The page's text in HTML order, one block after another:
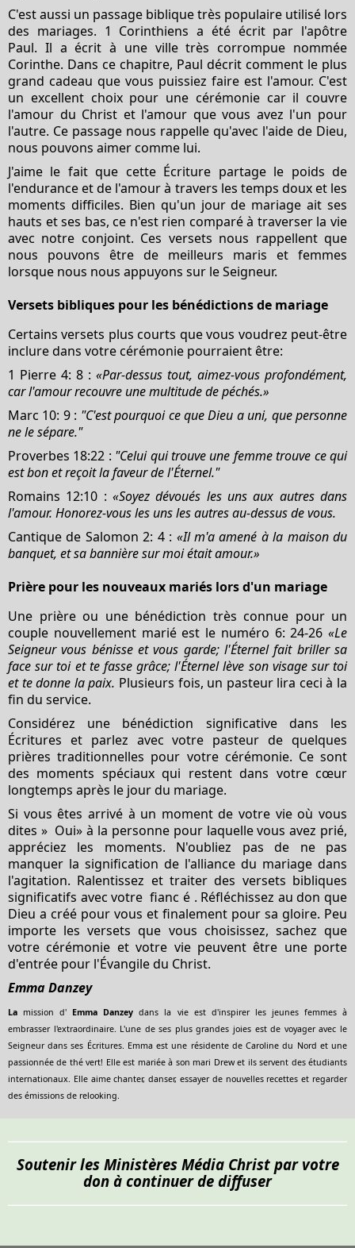
C'est aussi un passage biblique très populaire utilisé lors
des mariages. 1 Corinthiens a été écrit par l'apôtre
Paul. Il a écrit à une ville très corrompue nommée
Corinthe. Dans ce chapitre, Paul décrit comment le plus
grand cadeau que vous puissiez faire est l'amour. C'est
un excellent choix pour une cérémonie car il couvre
l'amour du Christ et l'amour que vous avez l'un pour
l'autre. Ce passage nous rappelle qu'avec l'aide de Dieu,
nous pouvons aimer comme lui.
J'aime le fait que cette Écriture partage le poids de
l'endurance et de l'amour à travers les temps doux et les
moments difficiles. Bien qu'un jour de mariage ait ses
hauts et ses bas, ce n'est rien comparé à traverser la vie
avec notre conjoint. Ces versets nous rappellent que
nous pouvons être de meilleurs maris et femmes
lorsque nous nous appuyons sur le Seigneur.
Versets bibliques pour les bénédictions de mariage
Certains versets plus courts que vous voudrez peut-être
inclure dans votre cérémonie pourraient être:
1 Pierre 4: 8 : «Par-dessus tout, aimez-vous profondément,
car l'amour recouvre une multitude de péchés.»
Marc 10: 9 : "C'est pourquoi ce que Dieu a uni, que personne
ne le sépare."
Proverbes 18:22 : "Celui qui trouve une femme trouve ce qui
est bon et reçoit la faveur de l'Éternel."
Romains 12:10 : «Soyez dévoués les uns aux autres dans
l'amour. Honorez-vous les uns les autres au-dessus de vous.
Cantique de Salomon 2: 4 : «Il m'a amené à la maison du
banquet, et sa bannière sur moi était amour.»
Prière pour les nouveaux mariés lors d'un mariage
Une prière ou une bénédiction très connue pour un
couple nouvellement marié est le numéro 6: 24-26 «Le
Seigneur vous bénisse et vous garde; l'Éternel fait briller sa
face sur toi et te fasse grâce; l'Éternel lève son visage sur toi
et te donne la paix. Plusieurs fois, un pasteur lira ceci à la
fin du service.
Considérez une bénédiction significative dans les
Écritures et parlez avec votre pasteur de quelques
prières traditionnelles pour votre cérémonie. Ce sont
des moments spéciaux qui restent dans votre cœur
longtemps après le jour du mariage.
Si vous êtes arrivé à un moment de votre vie où vous
dites « Oui» à la personne pour laquelle vous avez prié,
appréciez les moments. N'oubliez pas de ne pas
manquer la signification de l'alliance du mariage dans
l'agitation. Ralentissez et traiter des versets bibliques
significatifs avec votrefianc é . Réfléchissez au don que
Dieu a créé pour vous et finalement pour sa gloire. Peu
importe les versets que vous choisissez, sachez que
votre cérémonie et votre vie peuvent être une porte
d'entrée pour l'Évangile du Christ.
Emma Danzey
La mission d' Emma Danzey dans la vie est d'inspirer les jeunes femmes à
embrasser l'extraordinaire. L'une de ses plus grandes joies est de voyager avec le
Seigneur dans ses Écritures. Emma est une résidente de Caroline du Nord et une
passionnée de thé vert! Elle est mariée à son mari Drew et ils servent des étudiants
internationaux. Elle aime chanter, danser, essayer de nouvelles recettes et regarder
des émissions de relooking.
Soutenir les Ministères Média Christ par votre
don à continuer de diffuser